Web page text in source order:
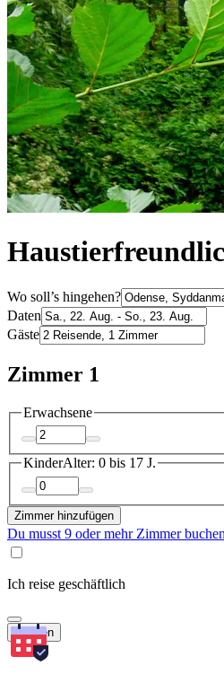
Wo soll’s hingehen?
Daten
Gäste
Zimmer 1
Erwachsene
KinderAlter: 0 bis 17 J.
Zimmer hinzufügen
Du musst 9 oder mehr Zimmer
Ich reise geschäftlich
Suchen